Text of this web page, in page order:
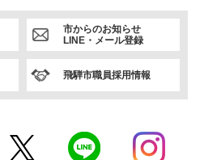
市からのお知らせ
LINE・メール登録
飛騨市職員採用情報